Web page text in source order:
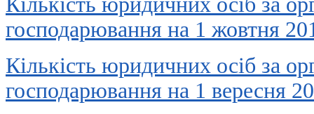
господарювання на 1 жовтня
Кількість юридичних осіб за
господарювання на 1 вересня